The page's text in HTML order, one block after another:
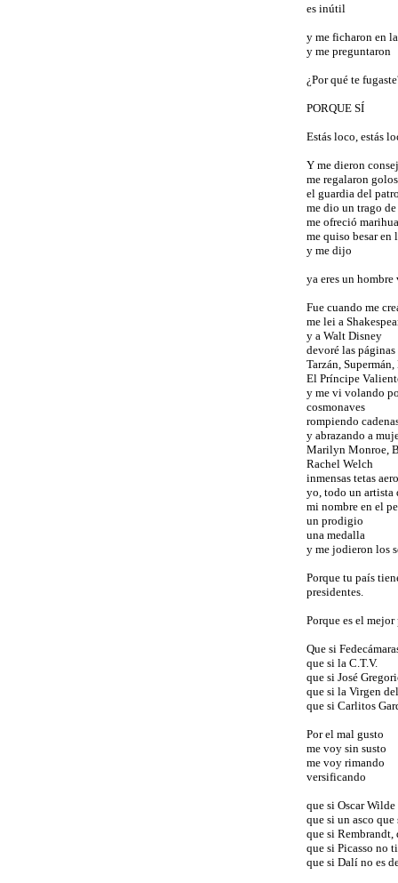
es inútil
y me ficharon en
y me preguntaron
¿Por qué te
PORQUE SÍ
Estás loco, estás
Y me dieron
me regalaron
el guardia del
me dio un trago
me ofreció
me quiso besar en
y me dijo
ya eres un hombre
Fue cuando me
me lei a
y a Walt Disney
devoré las
Tarzán,
El Príncipe
y me vi volando
cosmonaves
rompiendo
y abrazando a
Marilyn Monroe,
Rachel Welch
inmensas tetas
yo, todo un artista
mi nombre en el
un prodigio
una medalla
y me jodieron los
Porque tu país
presidentes.
Porque es el
Que si
que si la C.T.V.
que si José
que si la Virgen
que si Carlitos
Por el mal gusto
me voy sin susto
me voy rimando
versificando
que si Oscar Wilde
que si un asco
que si
que si Picasso no
que si Dalí no es